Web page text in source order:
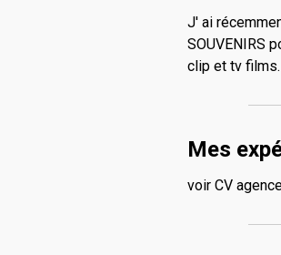
J' ai
SOUVENIRS
clip et tv films.
Mes
voir CV